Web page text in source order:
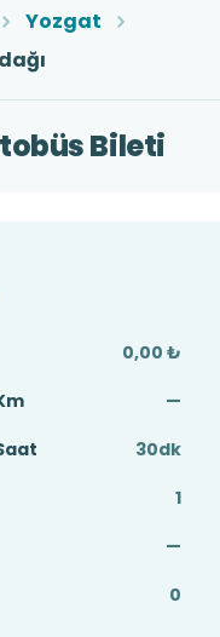
Yozgat
Bileti
0,00 ₺
—
30dk
1
—
0